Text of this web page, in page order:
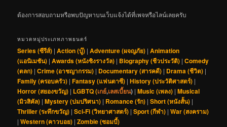
ต้องการสอบถามหรือพบปัญหาบนเว็บแจ้งได้ที่เพจหรือไลน์เลยครับ
หมวดหมู่ประเภทภาพยนตร์
Series (ซีรีส์) |Action (บู๊) |Adventure (ผจญภัย) |Animation
(แอนิเมชัน) |Awards (หนังชิงรางวัล) | Biography (ชีวประวัติ) |Comedy
(ตลก) |Crime (อาชญากรรม) | Documentary (สารคดี) | Drama (ชีวิต) |
Family (ครอบครัว) |Fantasy (แฟนตาซี) |History (ประวัติศาสตร์) |
Horror (สยองขวัญ) | LGBTQ (เกย์,เลสเบี้ยน) |Music (เพลง) |Musical
(มิวสิคัล) |Mystery (ปมปริศนา) | Romance (รัก) |Short (หนังสั้น) |
Thriller (ระทึกขวัญ) |Sci-Fi (วิทยาศาสตร์) |Sport (กีฬา) |War (สงคราม)
|Western (คาวบอย) |Zombie (ซอมบี้)